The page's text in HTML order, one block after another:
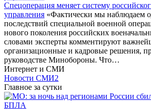
Спецоперация меняет систему
управления «Фактически мы наблюдаем
последствий специальной военной
нового поколения российских
словами эксперты комментируют
организационные и кадровые решения,
руководстве Минобороны. Что…
Интернет и СМИ
Новости СМИ2
Главное за сутки